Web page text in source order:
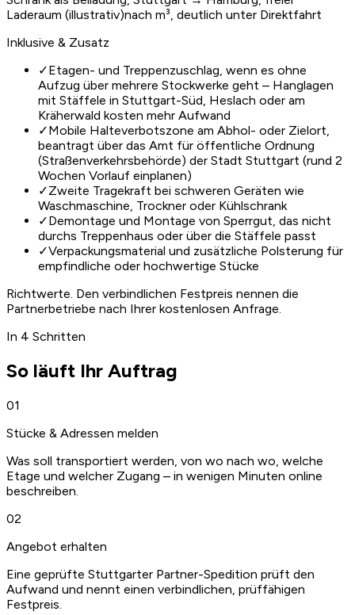
Laderaum (illustrativ)nach m³, deutlich unter Direktfahrt
Inklusive & Zusatz
✓Etagen- und Treppenzuschlag, wenn es ohne
Aufzug über mehrere Stockwerke geht – Hanglagen
mit Stäffele in Stuttgart-Süd, Heslach oder am
Kräherwald kosten mehr Aufwand
✓Mobile Halteverbotszone am Abhol- oder Zielort,
beantragt über das Amt für öffentliche Ordnung
(Straßenverkehrsbehörde) der Stadt Stuttgart (rund 2
Wochen Vorlauf einplanen)
✓Zweite Tragekraft bei schweren Geräten wie
Waschmaschine, Trockner oder Kühlschrank
✓Demontage und Montage von Sperrgut, das nicht
durchs Treppenhaus oder über die Stäffele passt
✓Verpackungsmaterial und zusätzliche Polsterung für
empfindliche oder hochwertige Stücke
Richtwerte. Den verbindlichen Festpreis nennen die
Partnerbetriebe nach Ihrer kostenlosen Anfrage.
In 4 Schritten
So läuft Ihr Auftrag
01
Stücke & Adressen melden
Was soll transportiert werden, von wo nach wo, welche
Etage und welcher Zugang – in wenigen Minuten online
beschreiben.
02
Angebot erhalten
Eine geprüfte Stuttgarter Partner-Spedition prüft den
Aufwand und nennt einen verbindlichen, prüffähigen
Festpreis.